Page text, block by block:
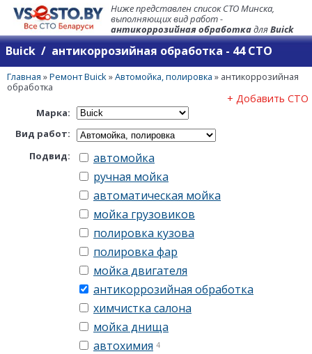
Ниже представлен список СТО Минска,
выполняющих вид работ -
антикоррозийная обработкадляBuick
Buick / антикоррозийная обработка - 44 СТО
Главная »Ремонт Buick»Автомойка, полировка » антикоррозийная
обработка
+ Добавить СТО
Марка:
Вид работ:
Подвид:
автомойка
ручная мойка
автоматическая мойка
мойка грузовиков
полировка кузова
полировка фар
мойка двигателя
антикоррозийная обработка
химчистка салона
мойка днища
автохимия 4